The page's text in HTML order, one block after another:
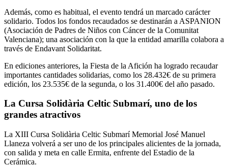
Además, como es habitual, el evento tendrá un marcado carácter
solidario. Todos los fondos recaudados se destinarán a ASPANION
(Asociación de Padres de Niños con Cáncer de la Comunitat
Valenciana); una asociación con la que la entidad amarilla colabora a
través de Endavant Solidaritat.
En ediciones anteriores, la Fiesta de la Afición ha logrado recaudar
importantes cantidades solidarias, como los 28.432€ de su primera
edición, los 23.535€ de la segunda, o los 31.400€ del año pasado.
La Cursa Solidària Celtic Submarí, uno de los
grandes atractivos
La XIII Cursa Solidària Celtic Submarí Memorial José Manuel
Llaneza volverá a ser uno de los principales alicientes de la jornada,
con salida y meta en calle Ermita, enfrente del Estadio de la
Cerámica.